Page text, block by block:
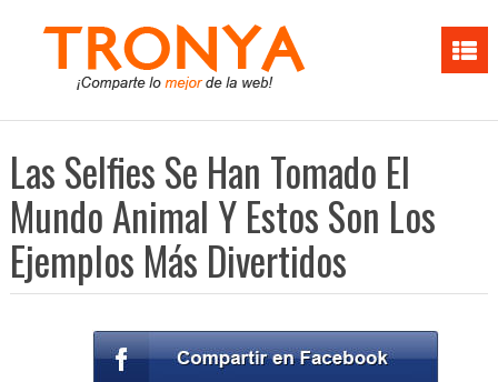
Las Selfies Se Han Tomado El
Mundo Animal Y Estos Son Los
Ejemplos Más Divertidos